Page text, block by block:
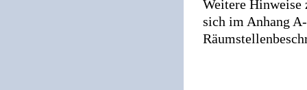
Weitere Hinweise
sich im Anhang